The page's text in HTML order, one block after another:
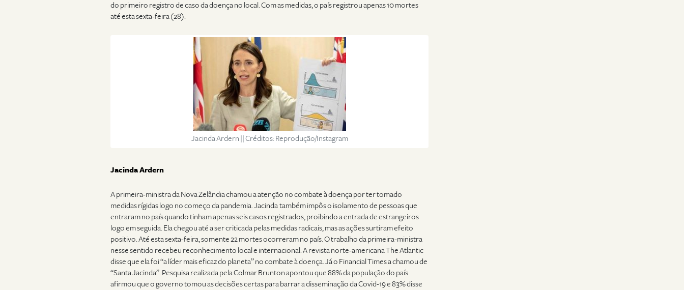
do primeiro registro de caso da doença no local. Com as medidas, o país registrou apenas 10 mortes
até esta sexta-feira (28).
Jacinda Ardern || Créditos: Reprodução/Instagram
Jacinda Ardern
A primeira-ministra da Nova Zelândia chamou a atenção no combate à doença por ter tomado
medidas rígidas logo no começo da pandemia. Jacinda também impôs o isolamento de pessoas que
entraram no país quando tinham apenas seis casos registrados, proibindo a entrada de estrangeiros
logo em seguida. Ela chegou até a ser criticada pelas medidas radicais, mas as ações surtiram efeito
positivo. Até esta sexta-feira, somente 22 mortes ocorreram no país. O trabalho da primeira-ministra
nesse sentido recebeu reconhecimento local e internacional. A revista norte-americana The Atlantic
disse que ela foi “a líder mais eficaz do planeta” no combate à doença. Já o Financial Times a chamou de
“Santa Jacinda”. Pesquisa realizada pela Colmar Brunton apontou que 88% da população do país
afirmou que o governo tomou as decisões certas para barrar a disseminação da Covid-19 e 83% disse